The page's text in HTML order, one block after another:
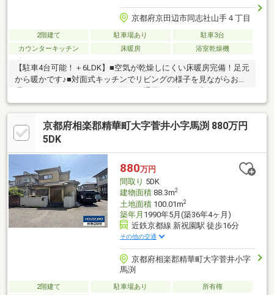
京都府京田辺市同志社山手４丁目
2階建て 駐車場あり
駐車3台
カウンターキッチン
床暖房 浴室乾燥機
【駐車4台可能！＋6LDK】■空気が乾燥しにくい床暖房完備！足元
から暖かです♪■対面式キッチンでリビングの様子を見ながらお料
京都府相楽郡精華町大字菅井小字馬渕 880万円
5DK
880万円
間取り 5DK
建物面積88.3m2
土地面積100.01m2
築年月 1990年5月(築36年4ヶ月)
近鉄京都線 新祝園駅 徒歩16分
その他の交通
京都府相楽郡精華町大字菅井小字
馬渕
2階建て 駐車場あり
所有権